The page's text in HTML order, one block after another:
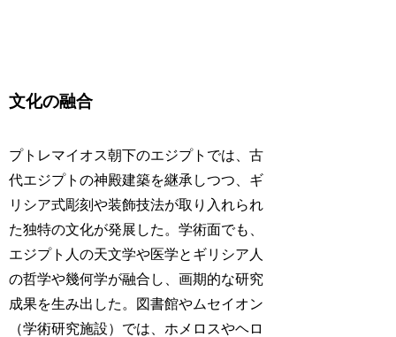
文化の融合
プトレマイオス朝下のエジプトでは、古
代エジプトの神殿建築を継承しつつ、ギ
リシア式彫刻や装飾技法が取り入れられ
た独特の文化が発展した。学術面でも、
エジプト人の天文学や医学とギリシア人
の哲学や幾何学が融合し、画期的な研究
成果を生み出した。図書館やムセイオン
（学術研究施設）では、ホメロスやヘロ